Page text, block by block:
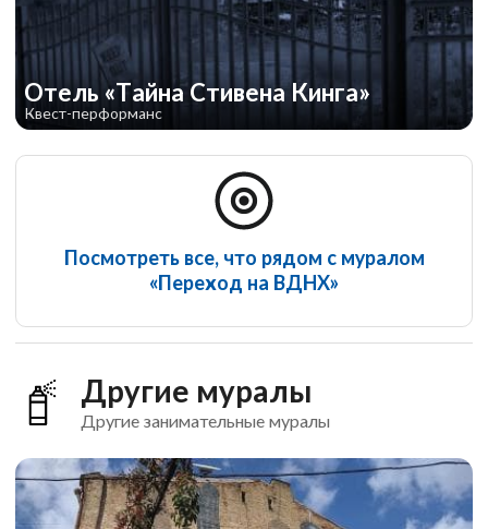
Отель «Тайна Стивена Кинга»
Квест-перформанс
Посмотреть все, что рядом с муралом
«Переход на ВДНХ»
Другие муралы
Другие занимательные муралы